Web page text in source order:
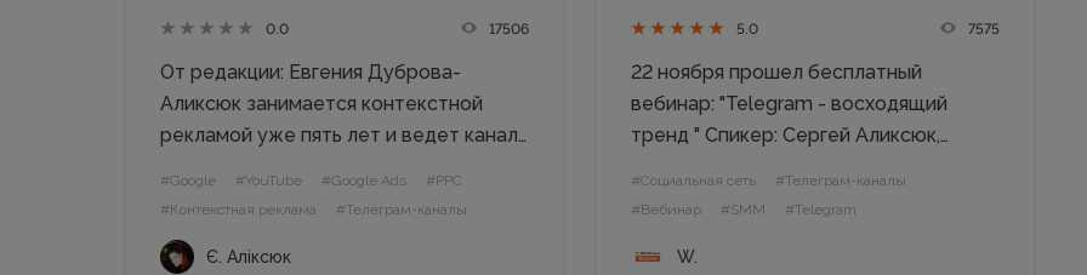
0.0 17506
От редакции: Евгения Дуброва-
Аликсюк занимается контекстной
рекламой уже пять лет и ведет канал
на канале было интересно,
#Google #YouTube #Google Ads
#PPC
#Контекстная реклама
#Телеграм-каналы
Є. Аліксюк
5.0 7575
22 ноября прошел бесплатный
вебинар: "Telegram - восходящий
тренд " Спикер: Сергей Аликсюк,
Тезисы: Обзор и статистика; Боты и их
Возможные способы продвижения
#Социальная сеть
#Телеграм-каналы
#Вебинар
#SMM #Telegram
W.